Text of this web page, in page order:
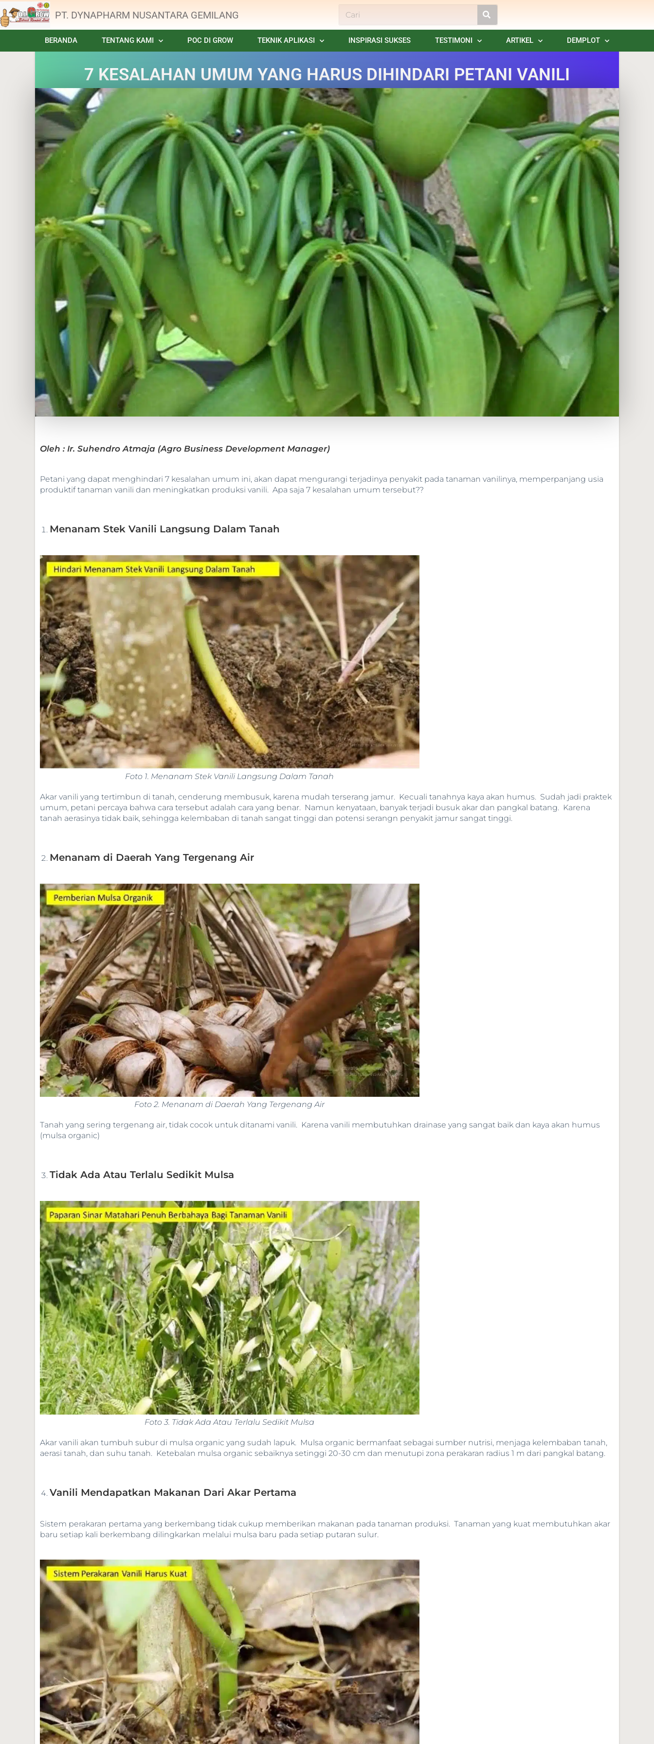
PT. DYNAPHARM NUSANTARA GEMILANG
BERANDA TENTANG KAMI POC DI GROW TEKNIK APLIKASI INSPIRASI SUKSES TESTIMONI ARTIKEL DEMPLOT
7 KESALAHAN UMUM YANG HARUS DIHINDARI PETANI VANILI
Oleh : Ir. Suhendro Atmaja (Agro Business Development Manager)
Petani yang dapat menghindari 7 kesalahan umum ini, akan dapat mengurangi terjadinya penyakit pada tanaman vanilinya, memperpanjang usia
produktif tanaman vanili dan meningkatkan produksi vanili. Apa saja 7 kesalahan umum tersebut??
Menanam Stek Vanili Langsung Dalam Tanah
Foto 1. Menanam Stek Vanili Langsung Dalam Tanah
Akar vanili yang tertimbun di tanah, cenderung membusuk, karena mudah terserang jamur. Kecuali tanahnya kaya akan humus. Sudah jadi praktek
umum, petani percaya bahwa cara tersebut adalah cara yang benar. Namun kenyataan, banyak terjadi busuk akar dan pangkal batang. Karena
tanah aerasinya tidak baik, sehingga kelembaban di tanah sangat tinggi dan potensi serangn penyakit jamur sangat tinggi.
Menanam di Daerah Yang Tergenang Air
Foto 2. Menanam di Daerah Yang Tergenang Air
Tanah yang sering tergenang air, tidak cocok untuk ditanami vanili. Karena vanili membutuhkan drainase yang sangat baik dan kaya akan humus
(mulsa organic)
Tidak Ada Atau Terlalu Sedikit Mulsa
Foto 3. Tidak Ada Atau Terlalu Sedikit Mulsa
Akar vanili akan tumbuh subur di mulsa organic yang sudah lapuk. Mulsa organic bermanfaat sebagai sumber nutrisi, menjaga kelembaban tanah,
aerasi tanah, dan suhu tanah. Ketebalan mulsa organic sebaiknya setinggi 20-30 cm dan menutupi zona perakaran radius 1 m dari pangkal batang.
Vanili Mendapatkan Makanan Dari Akar Pertama
Sistem perakaran pertama yang berkembang tidak cukup memberikan makanan pada tanaman produksi. Tanaman yang kuat membutuhkan akar
baru setiap kali berkembang dilingkarkan melalui mulsa baru pada setiap putaran sulur.